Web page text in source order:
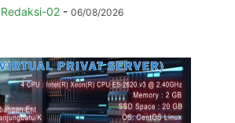
Redaksi-02 - 06/08/2026